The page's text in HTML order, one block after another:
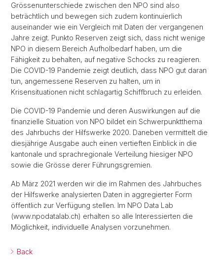
Grössenunterschiede zwischen den NPO sind also
beträchtlich und bewegen sich zudem kontinuierlich
auseinander wie ein Vergleich mit Daten der vergangenen
Jahre zeigt. Punkto Reserven zeigt sich, dass nicht wenige
NPO in diesem Bereich Aufholbedarf haben, um die
Fähigkeit zu behalten, auf negative Schocks zu reagieren.
Die COVID-19 Pandemie zeigt deutlich, dass NPO gut daran
tun, angemessene Reserven zu halten, um in
Krisensituationen nicht schlagartig Schiffbruch zu erleiden.
Die COVID-19 Pandemie und deren Auswirkungen auf die
finanzielle Situation von NPO bildet ein Schwerpunktthema
des Jahrbuchs der Hilfswerke 2020. Daneben vermittelt die
diesjährige Ausgabe auch einen vertieften Einblick in die
kantonale und sprachregionale Verteilung hiesiger NPO
sowie die Grösse derer Führungsgremien.
Ab März 2021 werden wir die im Rahmen des Jahrbuches
der Hilfswerke analysierten Daten in aggregierter Form
öffentlich zur Verfügung stellen. Im NPO Data Lab
(www.npodatalab.ch) erhalten so alle Interessierten die
Möglichkeit, individuelle Analysen vorzunehmen.
Back